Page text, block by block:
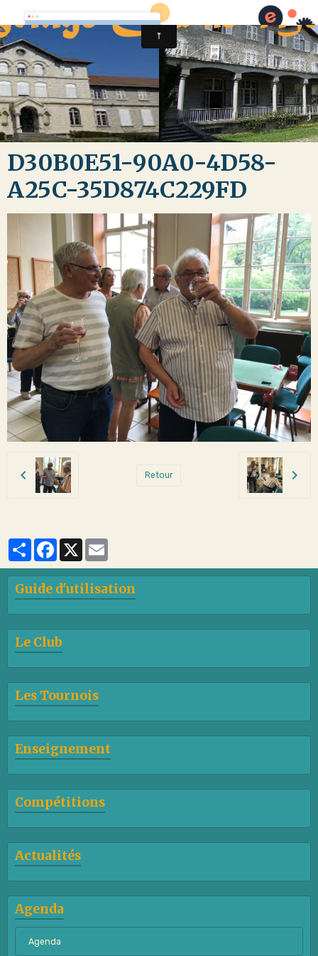
D30B0E51-90A0-4D58-
A25C-35D874C229FD
Retour
PartagerFacebook
Guide d'utilisation
Le Club
Les Tournois
Enseignement
Compétitions
Actualités
Agenda
Agenda